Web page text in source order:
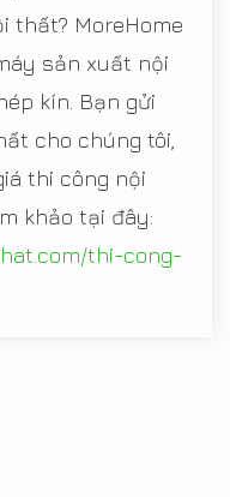
thất? MoreHome
sản xuất nội
kín. Bạn gửi
cho chúng tôi,
thi công nội
khảo tại đây:
thi-cong-